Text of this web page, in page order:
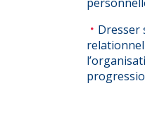
Dresser